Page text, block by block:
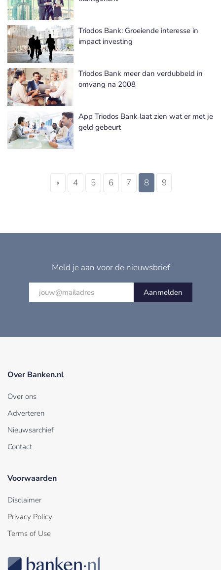
Triodos Bank: Groeiende interesse in
impact investing
Triodos Bank meer dan verdubbeld in
omvang na 2008
App Triodos Bank laat zien wat er met je
geld gebeurt
« 4 5 6 7 8 9
Meld je aan voor de nieuwsbrief
Aanmelden
Over Banken.nl
Over ons
Adverteren
Nieuwsarchief
Contact
Voorwaarden
Disclaimer
Privacy Policy
Terms of Use